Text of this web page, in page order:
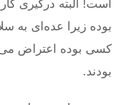
است! البته درگیری
بوده زیرا عده‌ای به
کسی بوده اعتراض
بودند.